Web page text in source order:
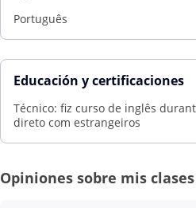
Português
Educación y certificaciones
Técnico: fiz curso de inglês
direto com estrangeiros
Opiniones sobre mis clases